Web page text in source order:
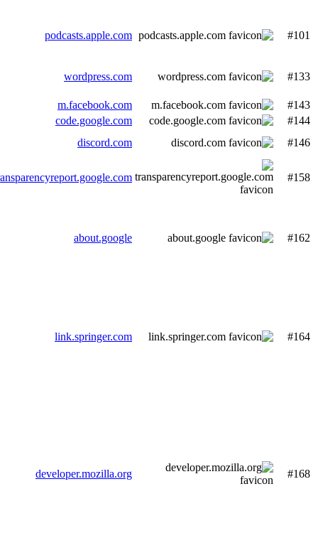
#101
podcasts.apple.com
#133
wordpress.com
#143
m.facebook.com
#144
code.google.com
#146
discord.com
#158
#162
about.google
#164
link.springer.com
#168
developer.mozilla.org